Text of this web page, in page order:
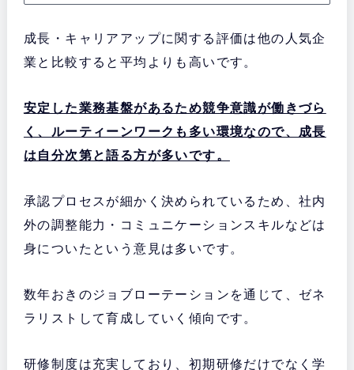
成長・キャリアアップに関する評価は他の人気企
業と比較すると平均よりも高いです。
安定した業務基盤があるため競争意識が働きづら
く、ルーティーンワークも多い環境なので、成長
は自分次第と語る方が多いです。
承認プロセスが細かく決められているため、社内
外の調整能力・コミュニケーションスキルなどは
身についたという意見は多いです。
数年おきのジョブローテーションを通じて、ゼネ
ラリストして育成していく傾向です。
研修制度は充実しており、初期研修だけでなく学